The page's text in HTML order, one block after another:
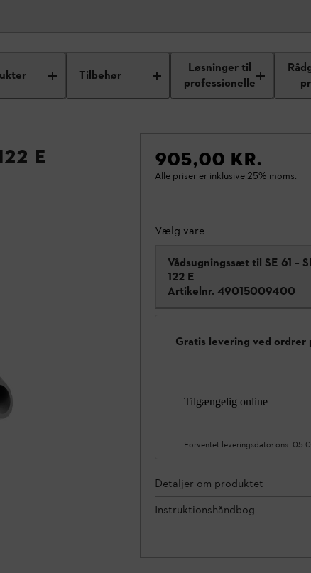
Tilbehør
Løsninger til
professionelle
E 905,00 KR.
Alle priser er inklusive 25% moms.
Vælg vare
Vådsugningssæt til SE 61 –
122 E
Artikelnr. 49015009400
Gratis levering ved ordrer
Tilgængelig online
Forventet leveringsdato: ons.
Detaljer om produktet
Instruktionshåndbog